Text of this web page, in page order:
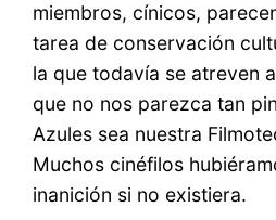
miembros, cínicos,
tarea de conservación
la que todavía se atreven
que no nos parezca tan
Azules sea nuestra
Muchos cinéfilos
inanición si no existiera.